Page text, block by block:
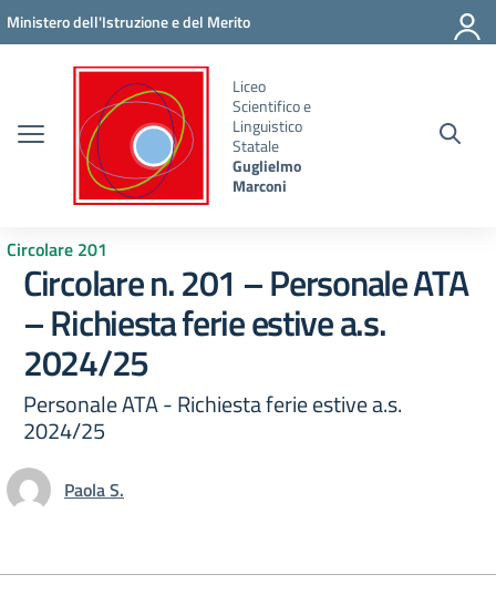
Vai ai contenuti
Vai al menu di navigazione
Vai al footer
Ministero dell'Istruzione e del Merito
Liceo
Scientifico e
Linguistico
Statale
Guglielmo
Marconi
Circolare 201
Circolare n. 201 – Personale ATA
– Richiesta ferie estive a.s.
2024/25
Personale ATA - Richiesta ferie estive a.s.
2024/25
Paola S.